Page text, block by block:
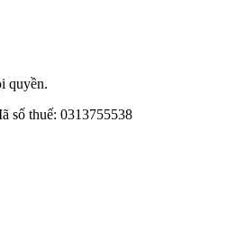
quyền.
số thuế: 0313755538